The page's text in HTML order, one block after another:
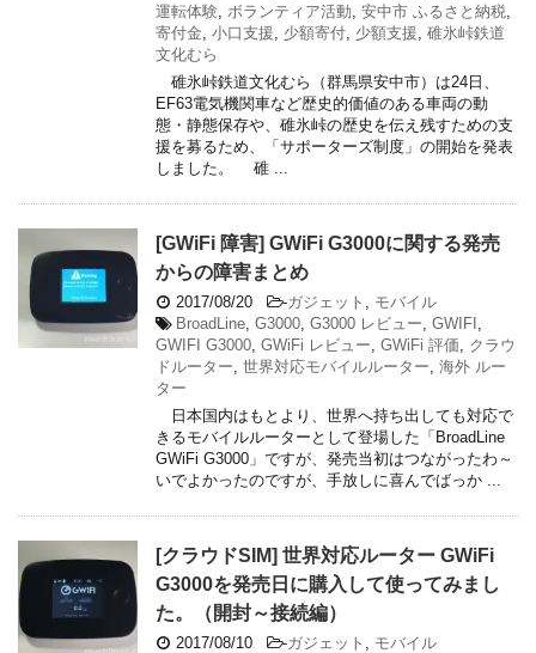
運転体験 ボランティア活動 安中市 ふるさと納税
寄付金 小口支援 少額寄付 少額支援 碓氷峠鉄道
文化むら
碓氷峠鉄道文化むら（群馬県安中市）は24日、
EF63電気機関車など歴史的価値のある車両の動
態・静態保存や、碓氷峠の歴史を伝え残すための支
援を募るため、「サポーターズ制度」の開始を発表
しました。 碓 ...
[GWiFi 障害] GWiFi G3000に関する発売
からの障害まとめ
2017/08/20 -ガジェット
モバイル
BroadLine G3000 G3000 レビュー GWIFI
GWIFI G3000 GWiFi レビュー GWiFi 評価
クラウ
ドルーター 世界対応モバイルルーター 海外 ルー
ター
日本国内はもとより、世界へ持ち出しても対応で
きるモバイルルーターとして登場した「BroadLine
GWiFi G3000」ですが、発売当初はつながったわ～
いでよかったのですが、手放しに喜んでばっか ...
[クラウドSIM] 世界対応ルーター GWiFi
G3000を発売日に購入して使ってみまし
た。（開封～接続編）
2017/08/10 -ガジェット
モバイル